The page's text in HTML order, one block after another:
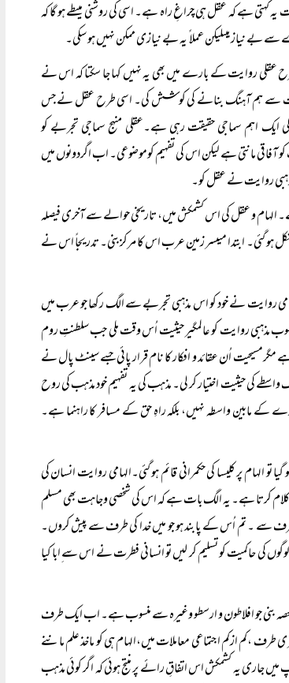
ہے کہ عقل ہی چراغِ راہ ہے۔ اسی کی روشنی میںطے ہو گا کہ
بے نیاز ہیںلیکن عملا ً یہ بے نیازی ممکن نہیں ہو سکی۔
عقلی روایت کے بارے میں بھی یہ نہیں کہا جا سکتا کہ اس نے
سے ہم آہنگ بنانے کی کوشش کی۔ اسی طرح عقل نے جس
ایک اہم سماجی حقیقت رہی ہے۔عقلی منہج سماجی تجربے کو
مانتی ہے لیکن اس کی تفہیم کوموضوعی۔ اب اگردونوں میں
مذہبی روایت نے عقل کو۔
الہام و عقل کی اس کشمکش میں، تاریخی حوالے سے آخری فیصلہ
ابتدا میںسر زمین عرب اس کا مرکزبنی۔ تدریجاً اس نے
روایت نے خود کو اس مذہبی تجربے سے الگ رکھا جو عرب میں
مذہبی روایت کو عالمگیر حیثیت اُس وقت ملی جب سلطنتِ روم
اُن عقائد و افکار کا نام قرار پائی جسے سینٹ پال نے
کی حیثیت اختیار کر لی۔ مذہب کی یہ تفہیم خود مذہب کی روح
کے مابین واسطہ نہیں، بلکہ راہِ حق کے مسافر کا راہنما ہے۔
پر کلیسا کی حکمرانی قائم ہو گئی۔الہامی روایت انسان کی
کلام کرتا ہے۔ یہ الگ بات ہے کہ اس کی شخصی وجاہت بھی مسلم
طرف سے ۔ تم اُس کے پابند ہو جو میں خدا کی طرف سے پیش کروں۔
حاکمیت کو تسلیم کر لیں تو انسانی فطرت نے اس سے ِابا کیا
حصہ بنی جو افلاطون و ارسطو وغیرہ سے منسوب ہے۔ اب ایک طرف
،کم ازکم اجتماعی معاملات میں،الہام ہی کو ماخذ علم ماننے
میں جاری یہ کشمکش اس اتفاقِ رائے پر منتج ہوئی کہ اگر کوئی مذہب